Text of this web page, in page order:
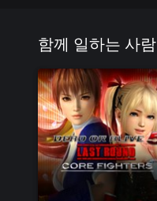
함께 일하는 사람